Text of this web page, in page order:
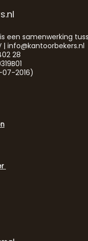
een samenwerking
| info@kantoorbekers.nl
28
07-2016)